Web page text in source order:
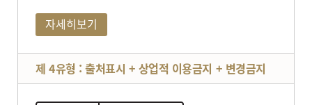
자세히보기
제 4유형 : 출처표시 + 상업적 이용금지 + 변경금지